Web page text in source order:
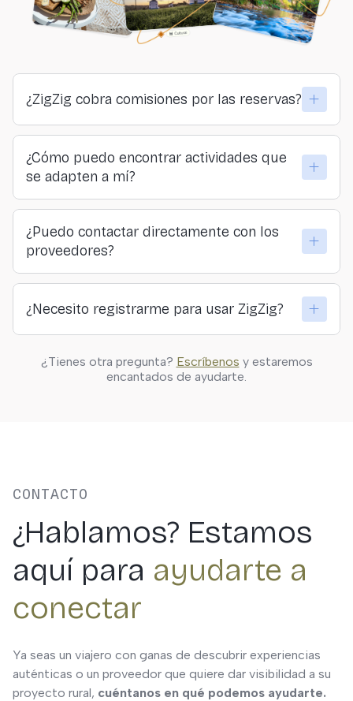
¿ZigZig cobra comisiones por las reservas?
proveedores. Todo lo que pagas llega directamente a
quienes organizan las actividades.
¿Cómo puedo encontrar actividades que
se adapten a mí?
hacer nuestro formulario y descubrir tu actividad
ideal.
¿Puedo contactar directamente con los
proveedores?
transparente entre viajeros y quienes ofrecen las
¿Necesito registrarme para usar ZigZig?
Solo si quieres guardar actividades, hacer reservas o
personalizar tus resultados. Puedes explorar
¿Tienes otra pregunta? Escríbenos y estaremos
encantados de ayudarte.
CONTACTO
¿Hablamos? Estamos
aquí para ayudarte a
conectar
Ya seas un viajero con ganas de descubrir experiencias
auténticas o un proveedor que quiere dar visibilidad a su
proyecto rural, cuéntanos en qué podemos ayudarte.